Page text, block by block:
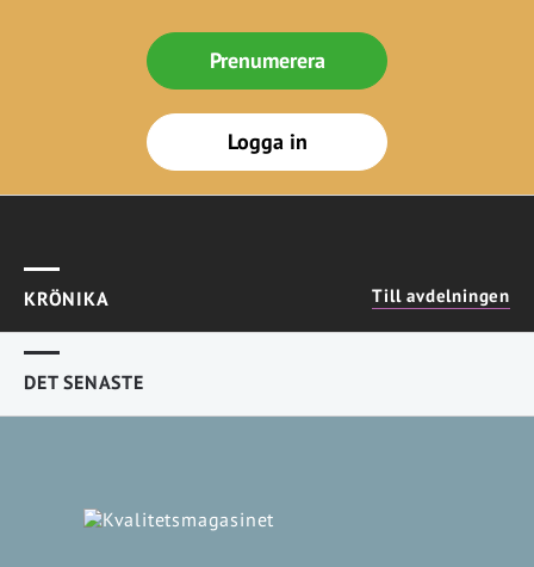
Prenumerera
Logga in
KRÖNIKA Till avdelningen
DET SENASTE